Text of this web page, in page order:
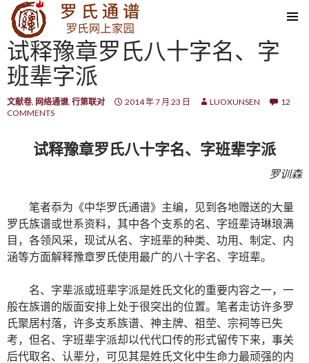
SKIP TO CONTENT
试释豫章罗氏八十字名、字
班辈字派
文献卷, 网络通谱, 行第联对 2014 年 7 月 23 日 LUOXUNSEN
12
COMMENTS
试释豫章罗氏八十字名、字班辈字派
罗训森
笔者忝为《中华罗氏通谱》主编，见到各地赠送的大量
罗氏族谱或世系资料，其中各个支系的名、字班辈诗琳琅满
目，各领风采，现试从名、字班辈的种类、功用、制定、内
涵等方面解释豫章罗氏使用最广的八十字名、字班辈。
名、字辈派或班辈字派是姓氏文化的重要内容之一，一
般在族谱的版面安排上处于很突出的位置。笔者走访许多罗
氏聚居村落，许多支系族谱、神主牌、祖茔、宗祠等已失
考，但名、字班辈字派却以代代口传的形式留传下来，事关
后代取名、认辈分，可见其是姓氏文化中生命力最顽强的内